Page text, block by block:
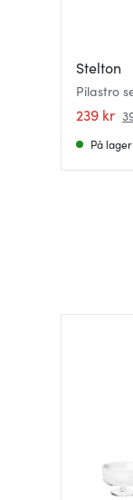
Stelton
Pilastro
239 kr
På lager